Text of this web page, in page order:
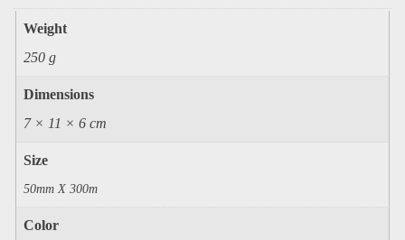
Weight
250 g
Dimensions
7 × 11 × 6 cm
Size
50mm X 300m
Color